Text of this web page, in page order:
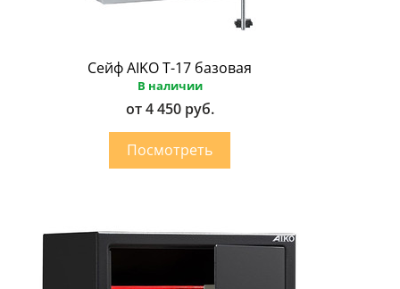
Сейф AIKO Т-17 базовая
В наличии
от 4 450 руб.